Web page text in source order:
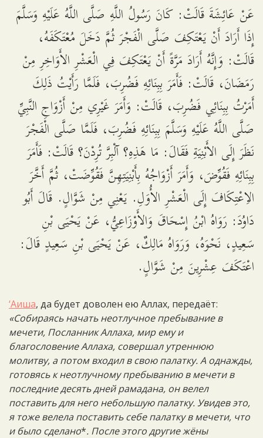
عَنْ عَائِشَةَ قَالَتْ: كَانَ رَسُولُ اللَّهِ صَلَّى اللَّهُ عَلَيْهِ وَسَلَّمَ
إِذَا أَرَادَ أَنْ يَعْتَكِفَ صَلَّى الْفَجْرَ ثُمَّ دَخَلَ مُعْتَكَفَهُ،
قَالَتْ: وَإِنَّهُ أَرَادَ مَرَّةً أَنْ يَعْتَكِفَ فِي الْعَشْرِ الأَوَاخِرِ مِنْ
رَمَضَانَ، قَالَتْ: فَأَمَرَ بِبِنَائِهِ فَضُرِبَ، فَلَمَّا رَأَيْتُ ذَلِكَ
أَمَرْتُ بِبِنَائِي فَضُرِبَ، قَالَتْ: وَأَمَرَ غَيْرِي مِنْ أَزْوَاجِ النَّبِيِّ
صَلَّى اللَّهُ عَلَيْهِ وَسَلَّمَ بِبِنَائِهِ فَضُرِبَ، فَلَمَّا صَلَّى الْفَجْرَ
نَظَرَ إِلَى الأَبْنِيَةِ فَقَالَ: مَا هَذِهِ؟ آلْبِرَّ تُرِدْنَ؟ قَالَتْ: فَأَمَرَ
بِبِنَائِهِ فَقُوِّضَ، وَأَمَرَ أَزْوَاجُهُ بِأَبْنِيَتِهِنَّ فَقُوِّضَتْ، ثُمَّ أَخَّرَ
الاِعْتِكَافَ إِلَى الْعَشْرِ الأُوَلِ. يَعْنِي مِنْ شَوَّالٍ. قَالَ أَبُو
دَاوُدَ: رَوَاهُ ابْنُ إِسْحَاقَ وَالأَوْزَاعِيُّ، عَنْ يَحْيَى بْنِ
سَعِيدٍ، نَحْوَهُ، وَرَوَاهُ مَالِكٌ، عَنْ يَحْيَى بْنِ سَعِيدٍ قَالَ:
اعْتَكَفَ عِشْرِينَ مِنْ شَوَّالٍ.
‘Аиша, да будет доволен ею Аллах, передаёт:
«Собираясь начать неотлучное пребывание в
мечети, Посланник Аллаха, мир ему и
благословение Аллаха, совершал утреннюю
молитву, а потом входил в свою палатку. А однажды,
готовясь к неотлучному пребыванию в мечети в
последние десять дней рамадана, он велел
поставить для него небольшую палатку. Увидев это,
я тоже велела поставить себе палатку в мечети, что
и было сделано*. После этого другие жёны